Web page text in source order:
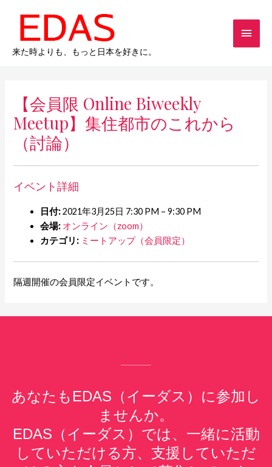
来た時よりも、もっと日本を好きに。
メ
イ
ー
【会員限 Online Biweekly
Meetup】集住都市のこれから
（討論）
イベント詳細
日付:2021年3月25日 7:30 PM –9:30 PM
会場: オンライン（zoom）
カテゴリ: ミートアップ（会員限定）
隔週開催の会員限定イベントです。
あなたもEDAS（イーダス）に参加し
ませんか。
EDAS（イーダス）では、一緒に活動
していただける方、支援していただ